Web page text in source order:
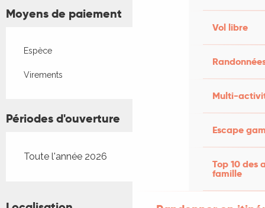
Vol libre
Multi-
Escape
Top 10 des
famille
Moyens de paiement
Espèce
Virements
Périodes d'ouverture
Toute l'année 2026